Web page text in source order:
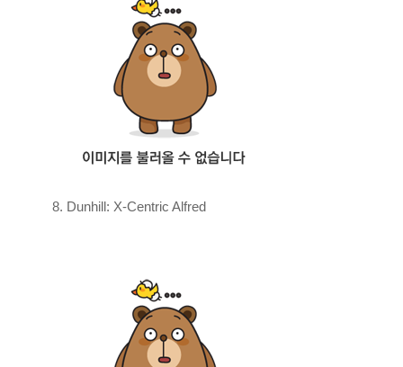
8. Dunhill: X-Centric Alfred